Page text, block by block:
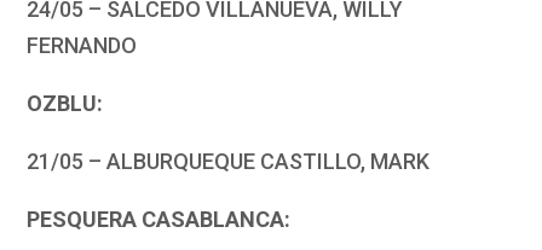
24/05 – SALCEDO VILLANUEVA, WILLY
FERNANDO
OZBLU:
21/05 – ALBURQUEQUE CASTILLO, MARK
PESQUERA CASABLANCA: